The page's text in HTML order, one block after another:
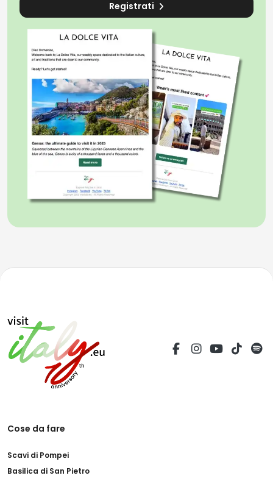
Registrati
Cose da fare
Scavi di Pompei
Basilica di San Pietro